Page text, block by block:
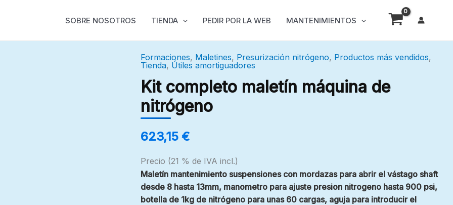
SOBRE NOSOTROS TIENDA PEDIR POR LA WEB MANTENIMIENTOS
Formaciones, Maletines, Presurización nitrógeno, Productos más vendidos,
Tienda, Útiles amortiguadores
Kit completo maletín máquina de
nitrógeno
623,15 €
Precio (21 % de IVA incl.)
Maletín mantenimiento suspensiones con mordazas para abrir el vástago shaft
desde 8 hasta 13mm, manometro para ajuste presion nitrogeno hasta 900 psi,
botella de 1kg de nitrógeno para unas 60 cargas, aguja para introducir el
Kit
maletín
máquina
de
nitrógeno
cantidad